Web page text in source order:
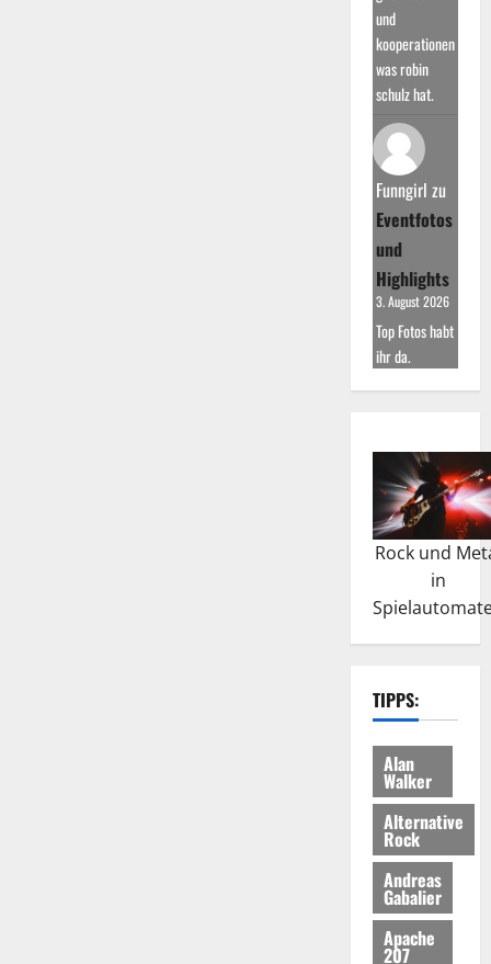
und
kooperationen
was robin
schulz hat.
Funngirl zu
Eventfotos
und
Highlights
3. August 2026
Top Fotos habt
ihr da.
Rock und
in
TIPPS:
Alan
Walker
Alternative
Rock
Andreas
Gabalier
Apache
207